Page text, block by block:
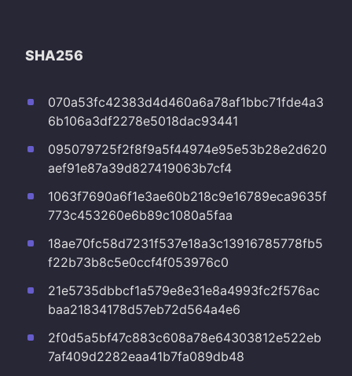
SHA256
070a53fc42383d4d460a6a78af1bbc71fde4a3
6b106a3df2278e5018dac93441
095079725f2f8f9a5f44974e95e53b28e2d620
aef91e87a39d827419063b7cf4
1063f7690a6f1e3ae60b218c9e16789eca9635f
773c453260e6b89c1080a5faa
18ae70fc58d7231f537e18a3c13916785778fb5
f22b73b8c5e0ccf4f053976c0
21e5735dbbcf1a579e8e31e8a4993fc2f576ac
baa21834178d57eb72d564a4e6
2f0d5a5bf47c883c608a78e64303812e522eb
7af409d2282eaa41b7fa089db48